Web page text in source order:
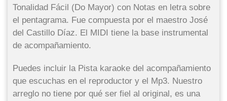
Tonalidad Fácil (Do Mayor) con Notas en letra sobre
el pentagrama. Fue compuesta por el maestro José
del Castillo Díaz. El MIDI tiene la base instrumental
de acompañamiento.
Puedes incluir la Pista karaoke del acompañamiento
que escuchas en el reproductor y el Mp3. Nuestro
arreglo no tiene por qué ser fiel al original, es una